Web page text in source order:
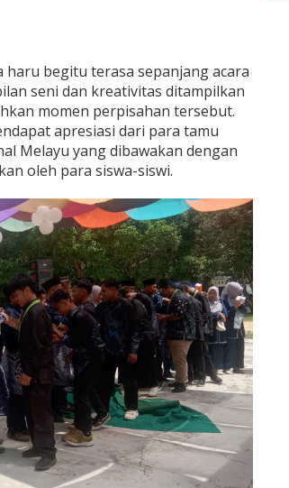
haru begitu terasa sepanjang acara
seni dan kreativitas ditampilkan
momen perpisahan tersebut.
apresiasi dari para tamu
Melayu yang dibawakan dengan
oleh para siswa-siswi.